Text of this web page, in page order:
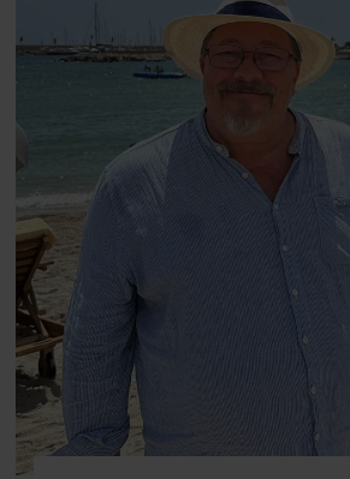
at miste stemmen og den
livsglæde, han nægter at give
på.